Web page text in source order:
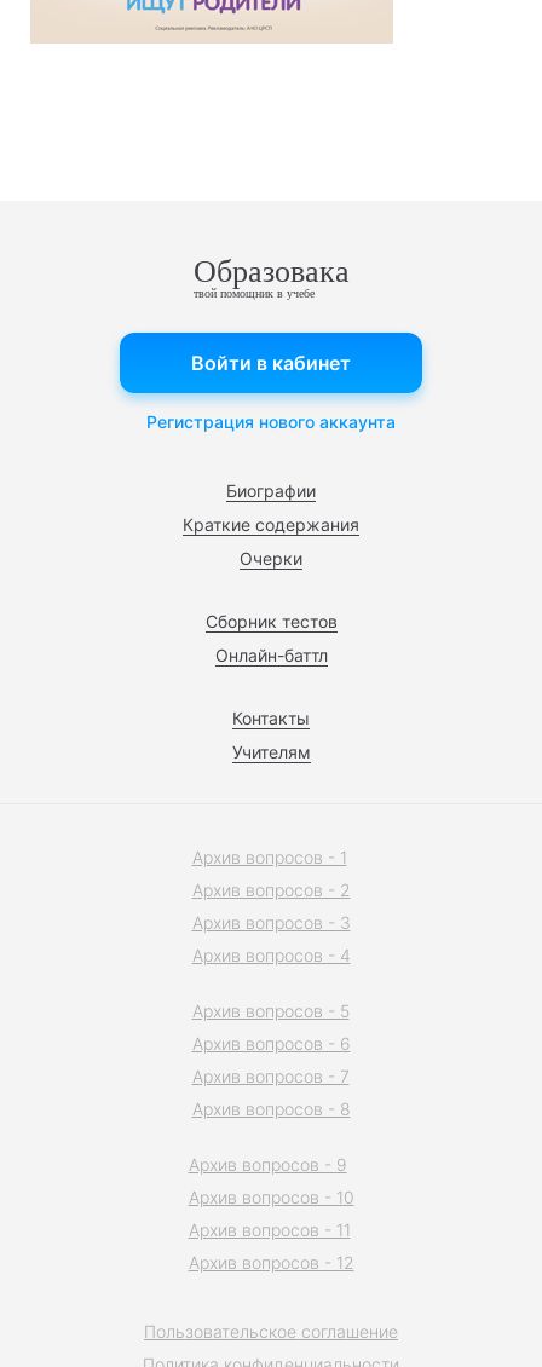
Образовака
твой помощник в учебе
Биографии
Краткие содержания
Очерки
Сборник тестов
Онлайн-баттл
Контакты
Учителям
Войти в кабинет
Регистрация нового аккаунта
Пользовательское соглашение
Архив вопросов - 1
Архив вопросов - 2
Архив вопросов - 3
Архив вопросов - 4
Архив вопросов - 5
Архив вопросов - 6
Архив вопросов - 7
Архив вопросов - 8
Архив вопросов - 9
Архив вопросов - 10
Архив вопросов - 11
Архив вопросов - 12